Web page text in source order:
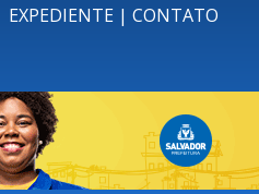
EXPEDIENTE | CONTATO